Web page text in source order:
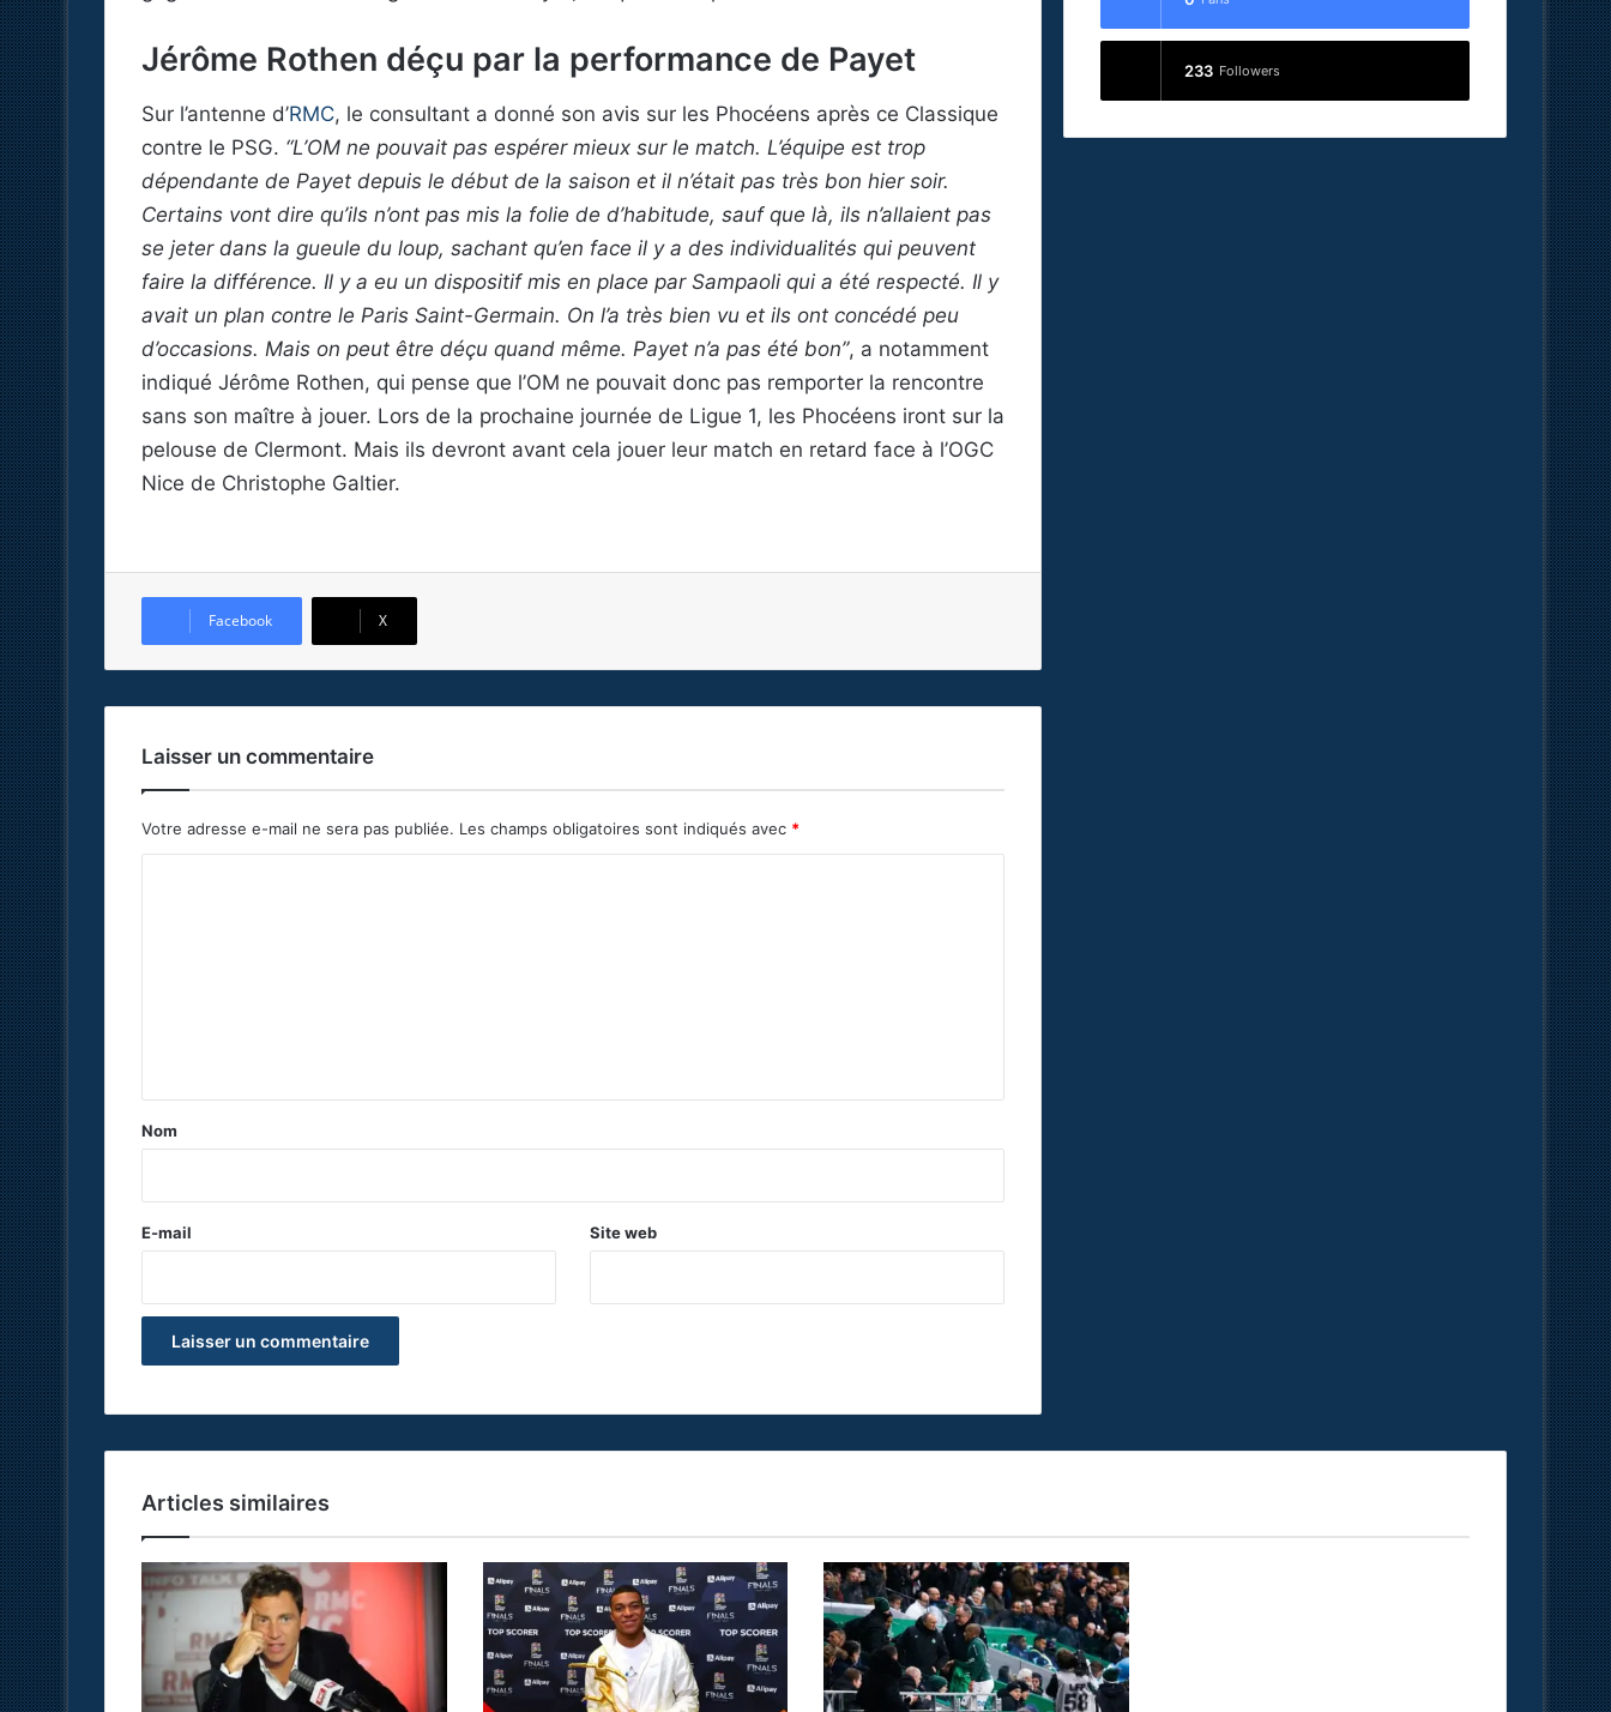
Jérôme Rothen déçu par la performance de Payet
Sur l’antenne d’RMC, le consultant a donné son avis sur les Phocéens après ce Classique
contre le PSG. “L’OM ne pouvait pas espérer mieux sur le match. L’équipe est trop
dépendante de Payet depuis le début de la saison et il n’était pas très bon hier soir.
Certains vont dire qu’ils n’ont pas mis la folie de d’habitude, sauf que là, ils n’allaient pas
se jeter dans la gueule du loup, sachant qu’en face il y a des individualités qui peuvent
faire la différence. Il y a eu un dispositif mis en place par Sampaoli qui a été respecté. Il y
avait un plan contre le Paris Saint-Germain. On l’a très bien vu et ils ont concédé peu
d’occasions. Mais on peut être déçu quand même. Payet n’a pas été bon”, a notamment
indiqué Jérôme Rothen, qui pense que l’OM ne pouvait donc pas remporter la rencontre
sans son maître à jouer. Lors de la prochaine journée de Ligue 1, les Phocéens iront sur la
pelouse de Clermont. Mais ils devront avant cela jouer leur match en retard face à l’OGC
Nice de Christophe Galtier.
Facebook X
Laisser un commentaire
Votre adresse e-mail ne sera pas publiée. Les champs obligatoires sont indiqués avec *
a
e
Nom
E-mail Site web
233 Followers
Articles similaires